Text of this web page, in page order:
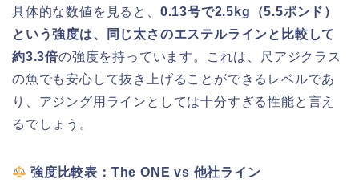
具体的な数値を見ると、 0.13号で2.5kg（5.5ポンド）
という強度は、同じ太さのエステルラインと比較して
約3.3倍の強度を持っています。これは、尺アジクラス
の魚でも安心して抜き上げることができるレベルであ
り、アジング用ラインとしては十分すぎる性能と言え
るでしょう。
強度比較表：The ONE vs 他社ライン